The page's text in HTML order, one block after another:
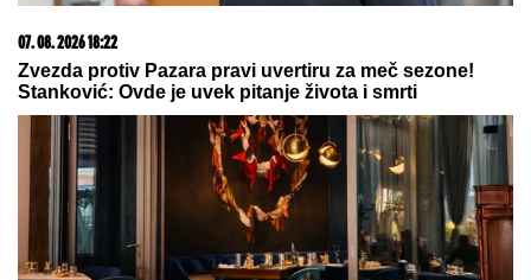
07. 08. 2026 18:19
Stanković: "Želim da naprave jednu lepu uvertiru pred
utorak"